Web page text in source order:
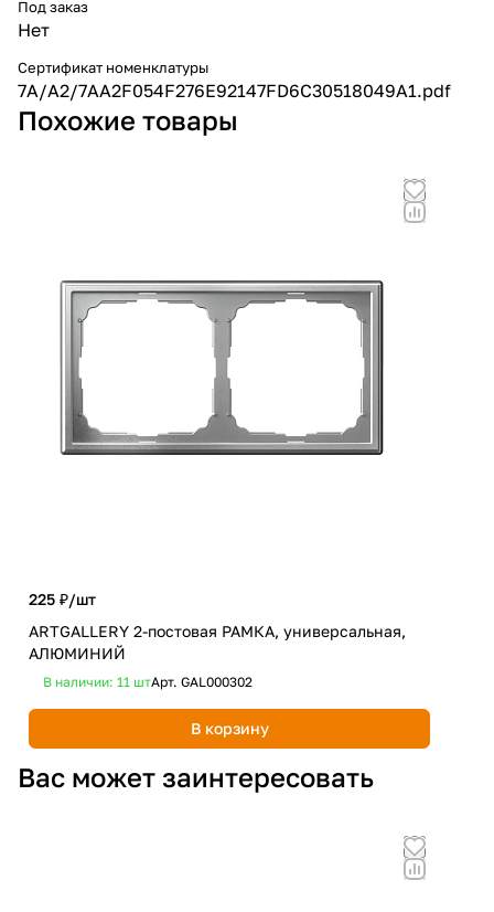
Под заказ
Нет
Сертификат номенклатуры
7A/A2/7AA2F054F276E92147FD6C30518049A1.pdf
Похожие товары
225 ₽/шт
ARTGALLERY 2-постовая РАМКА, универсальная,
АЛЮМИНИЙ
В наличии: 11 штАрт. GAL000302
В корзину
Вас может заинтересовать